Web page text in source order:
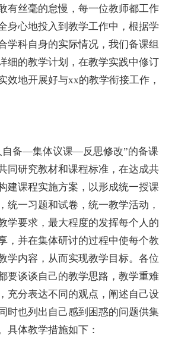
有丝毫的怠慢，每一位教师都工作
身心地投入到教学工作中，根据学
学科自身的实际情况，我们备课组
细的教学计划，在教学实践中修订
效地开展好与xx的教学衔接工作，
备—集体议课—反思修改”的备课
同研究教材和课程标准，在达成共
建课程实施方案，以形成统一授课
统一习题和试卷，统一教学活动，
学要求，最大程度的发挥每个人的
，并在集体研讨的过程中使每个教
学内容，从而实现教学目标。各位
要谈谈自己的教学思路，教学重难
充分表达不同的观点，阐述自己设
时也列出自己感到困惑的问题供集
具体教学措施如下：